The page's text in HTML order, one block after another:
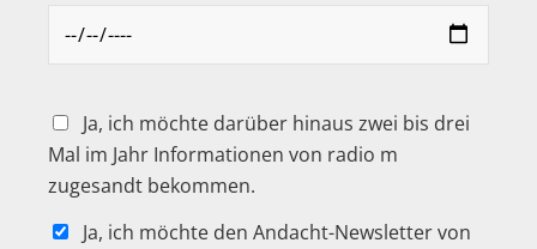
Ja, ich möchte darüber hinaus zwei bis drei
Mal im Jahr Informationen von radio m
zugesandt bekommen.
Ja, ich möchte den Andacht-Newsletter von